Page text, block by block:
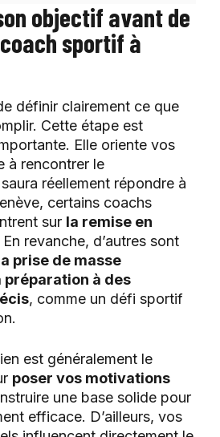
objectif avant de
sportif à
définir clairement ce que
Cette étape est
Elle oriente vos
à rencontrer le
réellement répondre à
certains coachs
sur la remise en
En revanche, d’autres sont
prise de masse
préparation à des
, comme un défi sportif
est généralement le
poser vos motivations
une base solide pour
efficace. D’ailleurs, vos